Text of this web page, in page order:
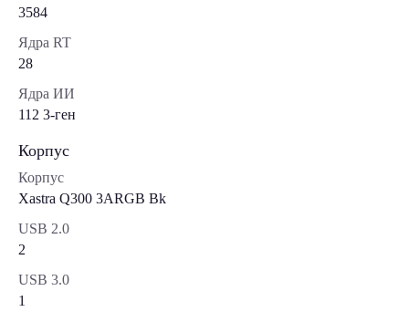
3584
Ядра RT
28
Ядра ИИ
112 3-ген
Корпус
Корпус
Xastra Q300 3ARGB Bk
USB 2.0
2
USB 3.0
1